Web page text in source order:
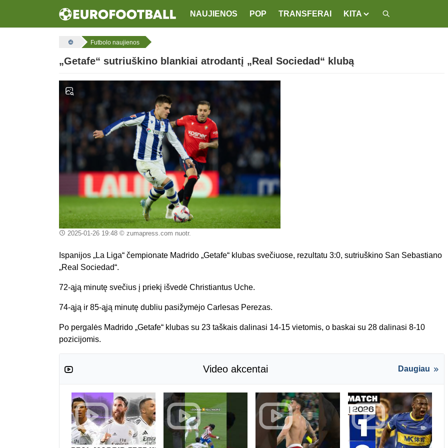
NAUJIENOS POP TRANSFERAI KITA
Futbolo naujienos
„Getafe“ sutriuškino blankiai atrodantį „Real Sociedad“ klubą
2025-01-26 19:48© zumapress.com nuotr.
Ispanijos „La Liga“ čempionate Madrido „Getafe“ klubas svečiuose, rezultatu 3:0, sutriuškino San Sebastiano
„Real Sociedad“.
72-ąją minutę svečius į priekį išvedė Christiantus Uche.
74-ąją ir 85-ąją minutę dubliu pasižymėjo Carlesas Perezas.
Po pergalės Madrido „Getafe“ klubas su 23 taškais dalinasi 14-15 vietomis, o baskai su 28 dalinasi 8-10
pozicijomis.
Video akcentai Daugiau